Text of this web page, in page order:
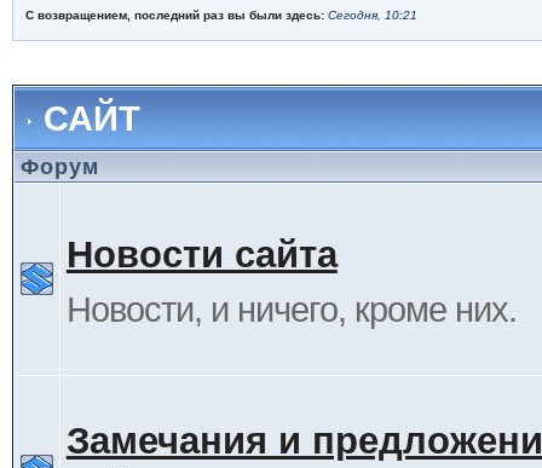
С возвращением, последний раз вы были здесь: Сегодня, 10:21
САЙТ
Форум
Новости сайта
Новости, и ничего, кроме них.
Замечания и